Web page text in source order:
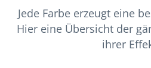
Jede Farbe erzeugt eine
Hier eine Übersicht der
ihrer